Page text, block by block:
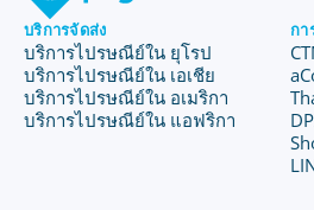
บริการจัดส่ง
บริการไปรษณีย์ใน ยุโรป
บริการไปรษณีย์ใน เอเชีย
บริการไปรษณีย์ใน อเมริกา
บริการไปรษณีย์ใน แอฟริกา
กา